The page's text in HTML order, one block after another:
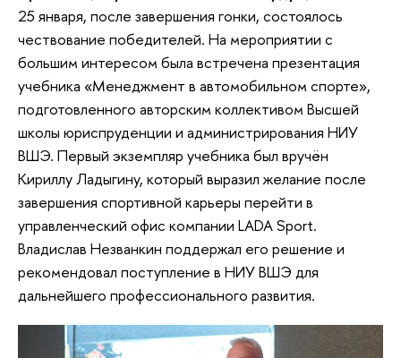
25 января, после завершения гонки, состоялось
чествование победителей. На мероприятии с
большим интересом была встречена презентация
учебника «Менеджмент в автомобильном спорте»,
подготовленного авторским коллективом Высшей
школы юриспруденции и администрирования НИУ
ВШЭ. Первый экземпляр учебника был вручён
Кириллу Ладыгину, который выразил желание после
завершения спортивной карьеры перейти в
управленческий офис компании LADA Sport.
Владислав Незванкин поддержал его решение и
рекомендовал поступление в НИУ ВШЭ для
дальнейшего профессионального развития.